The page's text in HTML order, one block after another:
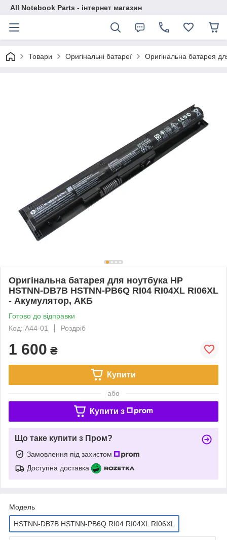
All Notebook Parts - інтернет магазин
Товари Оригінальні батареї Оригінальна батарея
Оригінальна батарея для ноутбука HP
HSTNN-DB7B HSTNN-PB6Q RI04 RI04XL RI06XL
- Акумулятор, АКБ
Готово до відправки
Код: A44-01
Роздріб
1 600 ₴
Купити
або
Купити з
Що таке купити з Пром?
Замовлення під захистом
Доступна доставка
Мoдель
HSTNN-DB7B HSTNN-PB6Q RI04 RI04XL RI06XL